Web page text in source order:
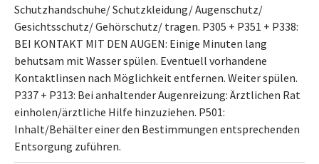
Schutzhandschuhe/ Schutzkleidung/ Augenschutz/
Gesichtsschutz/ Gehörschutz/ tragen. P305 + P351 + P338:
BEI KONTAKT MIT DEN AUGEN: Einige Minuten lang
behutsam mit Wasser spülen. Eventuell vorhandene
Kontaktlinsen nach Möglichkeit entfernen. Weiter spülen.
P337 + P313: Bei anhaltender Augenreizung: Ärztlichen Rat
einholen/ärztliche Hilfe hinzuziehen. P501:
Inhalt/Behältereiner den Bestimmungen entsprechenden
Entsorgung zuführen.